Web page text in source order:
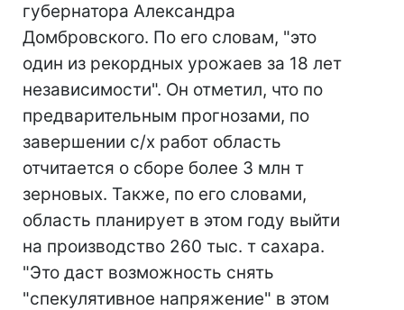
губернатора Александра
Домбровского. По его словам, "это
один из рекордных урожаев за 18 лет
независимости". Он отметил, что по
предварительным прогнозами, по
завершении с/х работ область
отчитается о сборе более 3 млн т
зерновых. Также, по его словами,
область планирует в этом году выйти
на производство 260 тыс. т сахара.
"Это даст возможность снять
"спекулятивное напряжение" в этом